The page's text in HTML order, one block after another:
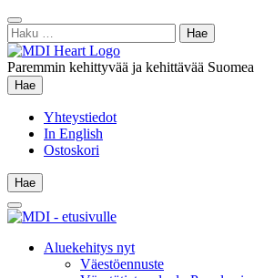
Siirry
sisältöön
Sulje
hae
Haku:
Paremmin kehittyvää ja kehittävää Suomea
Hae
Hae
Yhteystiedot
In English
Ostoskori
Hae
Hae
Main
Menu
Aluekehitys nyt
Väestöennuste